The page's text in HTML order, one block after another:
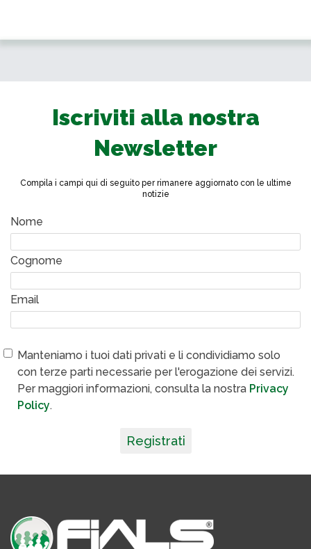
Iscriviti alla nostra
Newsletter
Compila i campi qui di seguito per rimanere aggiornato con le ultime
notizie
Nome
Cognome
Email
Manteniamo i tuoi dati privati e li condividiamo solo
con terze parti necessarie per l'erogazione dei servizi.
Per maggiori informazioni, consulta la nostra Privacy
Policy.
Registrati